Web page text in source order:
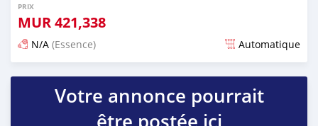
PRIX
MUR421,338
N/A (Essence) Automatique
Publié il y a presque 6 ans
Votre annonce pourrait